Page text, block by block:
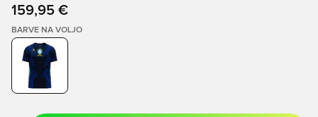
159,95 €
BARVE NA VOLJO